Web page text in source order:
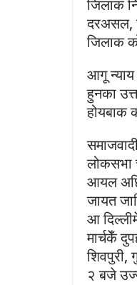
जिलाक
दरअसल,
जिलाक
आगू न्याय
हुनका
होयबाक
लोकसभा
आयल
जायत
आ
मार्चकेँ
शिवपुरी,
२ बजे